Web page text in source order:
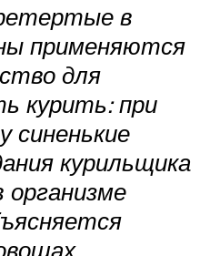
в
применяются
для
курить: при
синенькие
курильщика